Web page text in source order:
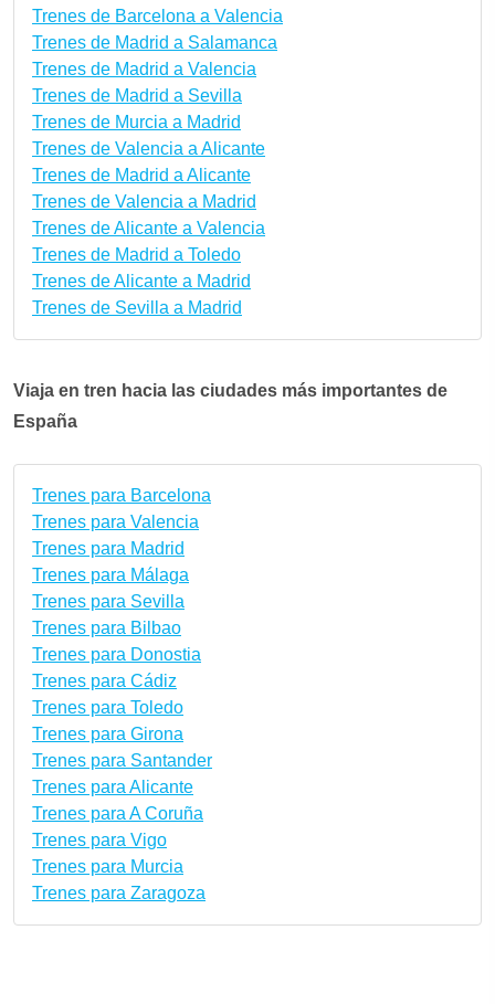
Trenes de Barcelona a Valencia
Trenes de Madrid a Salamanca
Trenes de Madrid a Valencia
Trenes de Madrid a Sevilla
Trenes de Murcia a Madrid
Trenes de Valencia a Alicante
Trenes de Madrid a Alicante
Trenes de Valencia a Madrid
Trenes de Alicante a Valencia
Trenes de Madrid a Toledo
Trenes de Alicante a Madrid
Trenes de Sevilla a Madrid
Viaja en tren hacia las ciudades más importantes de
España
Trenes para Barcelona
Trenes para Valencia
Trenes para Madrid
Trenes para Málaga
Trenes para Sevilla
Trenes para Bilbao
Trenes para Donostia
Trenes para Cádiz
Trenes para Toledo
Trenes para Girona
Trenes para Santander
Trenes para Alicante
Trenes para A Coruña
Trenes para Vigo
Trenes para Murcia
Trenes para Zaragoza